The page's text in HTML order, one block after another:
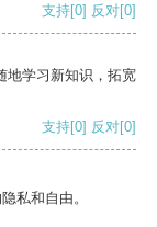
支持[0] 反对[0]
地学习新知识，拓宽
支持[0] 反对[0]
私和自由。